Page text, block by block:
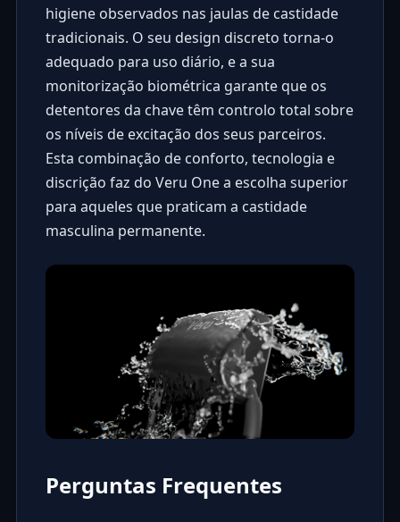
higiene observados nas jaulas de castidade
tradicionais. O seu design discreto torna-o
adequado para uso diário, e a sua
monitorização biométrica garante que os
detentores da chave têm controlo total sobre
os níveis de excitação dos seus parceiros.
Esta combinação de conforto, tecnologia e
discrição faz do Veru One a escolha superior
para aqueles que praticam a castidade
masculina permanente.
Perguntas Frequentes